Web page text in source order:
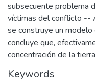
subsecuente problema
víctimas del conflicto --
se construye un
concluye que,
concentración de la
Keywords